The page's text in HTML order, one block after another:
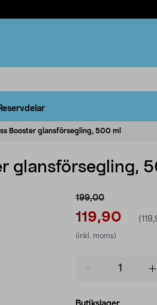
Booster glansförsegling, 500 ml
glansförsegling,
199,00
119,90
(inkl. moms)